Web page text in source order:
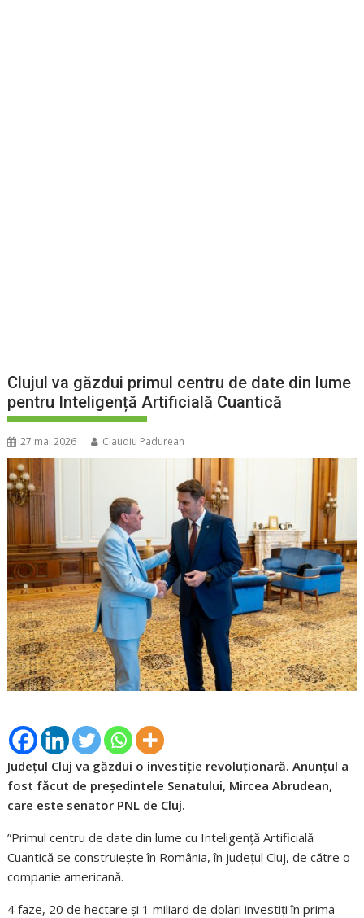
Clujul va găzdui primul centru de date din lume
pentru Inteligență Artificială Cuantică
27 mai 2026 Claudiu Padurean
Județul Cluj va găzdui o investiție revoluționară. Anunțul a
fost făcut de președintele Senatului, Mircea Abrudean,
care este senator PNL de Cluj.
”Primul centru de date din lume cu Inteligență Artificială
Cuantică se construiește în România, în județul Cluj, de către o
companie americană.
4 faze, 20 de hectare și 1 miliard de dolari investiți în prima